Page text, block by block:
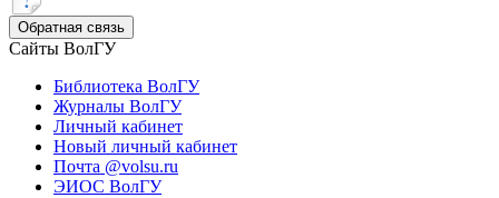
Обратная связь
Сайты ВолГУ
Библиотека ВолГУ
Журналы ВолГУ
Личный кабинет
Новый личный кабинет
Почта @volsu.ru
ЭИОС ВолГУ